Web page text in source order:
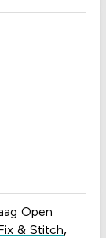
Open
& Stitch,